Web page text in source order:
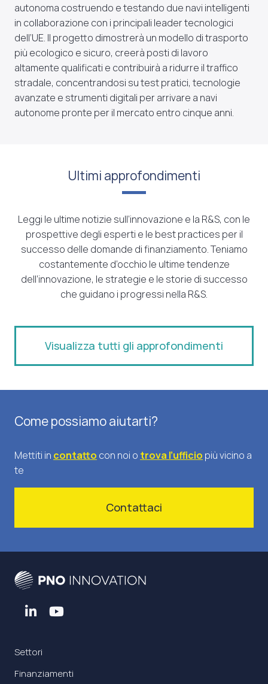
autonoma costruendo e testando due navi intelligenti
in collaborazione con i principali leader tecnologici
dell’UE. Il progetto dimostrerà un modello di trasporto
più ecologico e sicuro, creerà posti di lavoro
altamente qualificati e contribuirà a ridurre il traffico
stradale, concentrandosi su test pratici, tecnologie
avanzate e strumenti digitali per arrivare a navi
autonome pronte per il mercato entro cinque anni.
Ultimi approfondimenti
Leggi le ultime notizie sull’innovazione e la R&S, con le
prospettive degli esperti e le best practices per il
successo delle domande di finanziamento. Teniamo
costantemente d’occhio le ultime tendenze
dell’innovazione, le strategie e le storie di successo
che guidano i progressi nella R&S.
Visualizza tutti gli approfondimenti
Come possiamo aiutarti?
Mettiti in contatto con noi o trova l’ufficio più vicino a
te
Contattaci
Settori
Finanziamenti